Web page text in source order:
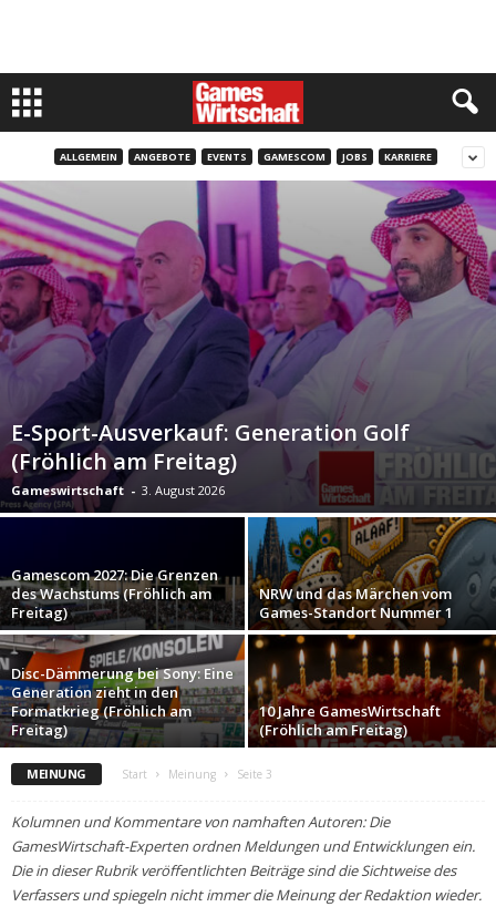
ALLGEMEIN ANGEBOTE EVENTS GAMESCOM JOBS KARRIERE
E-Sport-Ausverkauf: Generation Golf
(Fröhlich am Freitag)
Gameswirtschaft - 3. August 2026
Gamescom 2027: Die Grenzen
des Wachstums (Fröhlich am
Freitag)
NRW und das Märchen vom
Games-Standort Nummer 1
Disc-Dämmerung bei Sony: Eine
Generation zieht in den
Formatkrieg (Fröhlich am
Freitag)
10 Jahre GamesWirtschaft
(Fröhlich am Freitag)
MEINUNG Start Meinung Seite 3
Kolumnen und Kommentare von namhaften Autoren: Die
GamesWirtschaft-Experten ordnen Meldungen und Entwicklungen ein.
Die in dieser Rubrik veröffentlichten Beiträge sind die Sichtweise des
Verfassers und spiegeln nicht immer die Meinung der Redaktion wieder.